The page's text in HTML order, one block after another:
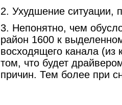
2. Ухудшение ситуации,
3. Непонятно, чем
район 1600 к
восходящего канала (из
том, что будет
причин. Тем более при